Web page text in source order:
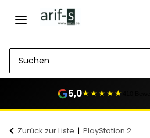
5,0★★★★★
Zurück zur Liste PlayStation 2